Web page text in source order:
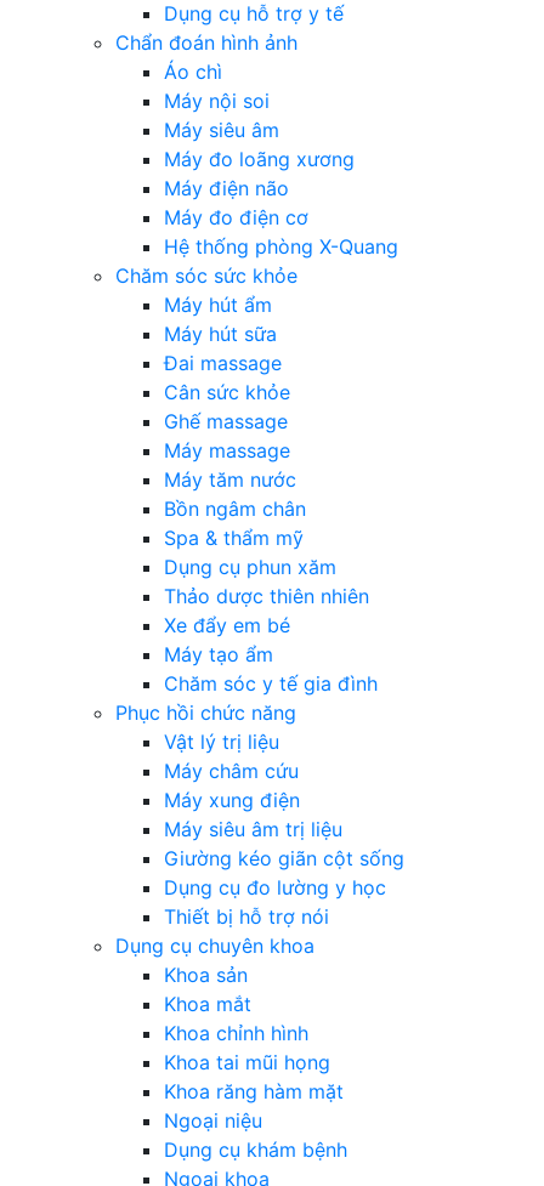
Dụng cụ hỗ trợ y tế
Chẩn đoán hình ảnh
Áo chì
Máy nội soi
Máy siêu âm
Máy đo loãng xương
Máy điện não
Máy đo điện cơ
Hệ thống phòng X-Quang
Chăm sóc sức khỏe
Máy hút ẩm
Máy hút sữa
Đai massage
Cân sức khỏe
Ghế massage
Máy massage
Máy tăm nước
Bồn ngâm chân
Spa & thẩm mỹ
Dụng cụ phun xăm
Thảo dược thiên nhiên
Xe đẩy em bé
Máy tạo ẩm
Chăm sóc y tế gia đình
Phục hồi chức năng
Vật lý trị liệu
Máy châm cứu
Máy xung điện
Máy siêu âm trị liệu
Giường kéo giãn cột sống
Dụng cụ đo lường y học
Thiết bị hỗ trợ nói
Dụng cụ chuyên khoa
Khoa sản
Khoa mắt
Khoa chỉnh hình
Khoa tai mũi họng
Khoa răng hàm mặt
Ngoại niệu
Dụng cụ khám bệnh
Ngoại khoa